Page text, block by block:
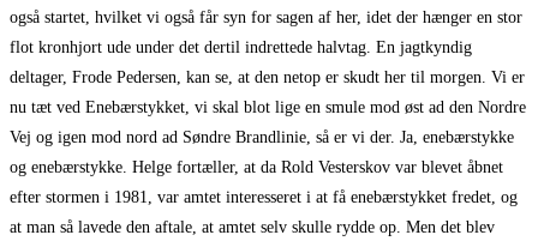
også startet, hvilket vi også får syn for sagen af her, idet der hænger en stor
flot kronhjort ude under det dertil indrettede halvtag. En jagtkyndig
deltager, Frode Pedersen, kan se, at den netop er skudt her til morgen. Vi er
nu tæt ved Enebærstykket, vi skal blot lige en smule mod øst ad den Nordre
Vej og igen mod nord ad Søndre Brandlinie, så er vi der. Ja, enebærstykke
og enebærstykke. Helge fortæller, at da Rold Vesterskov var blevet åbnet
efter stormen i 1981, var amtet interesseret i at få enebærstykket fredet, og
at man så lavede den aftale, at amtet selv skulle rydde op. Men det blev